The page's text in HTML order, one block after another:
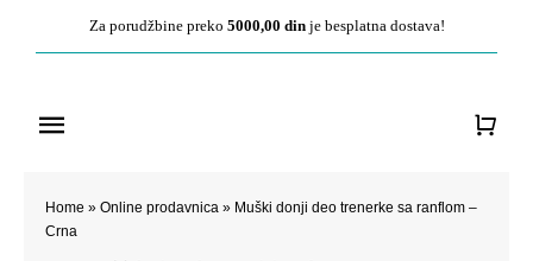
Za porudžbine preko 5000,00 dinje besplatna dostava!
Toggle
Početna
Home » Online prodavnica» Muški donji deo trenerke sa ranflom –
Crna